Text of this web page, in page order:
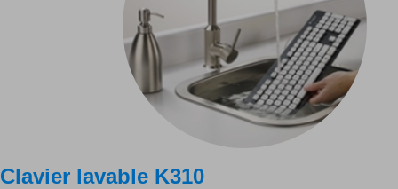
Clavier lavable K310